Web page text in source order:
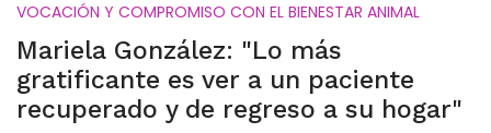
VOCACIÓN Y COMPROMISO CON EL BIENESTAR ANIMAL
Mariela González: "Lo más
gratificante es ver a un paciente
recuperado y de regreso a su hogar"